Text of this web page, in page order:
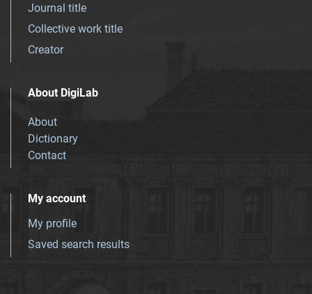
Journal title
Collective work title
Creator
About DigiLab
About
Dictionary
Contact
My account
My profile
Saved search results